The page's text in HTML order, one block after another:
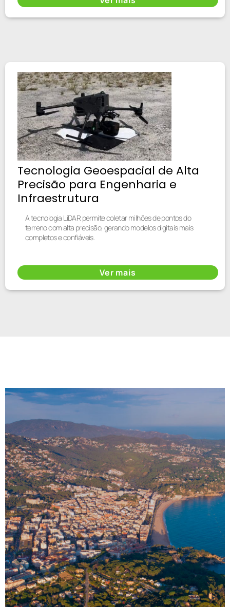
Tecnologia Geoespacial de Alta
Precisão para Engenharia e
Infraestrutura
A tecnologia LiDAR permite coletar milhões de pontos do
terreno com alta precisão, gerando modelos digitais mais
completos e confiáveis.
Ver mais